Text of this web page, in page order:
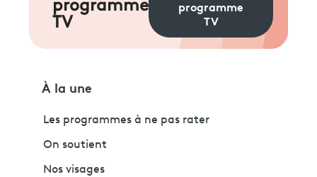
programme
TV
programme
TV
À la une
Les programmes à ne pas rater
On soutient
Nos visages